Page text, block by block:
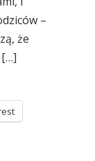
–
że
[…]